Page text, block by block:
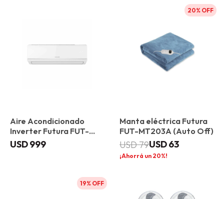
Aire Acondicionado
Inverter Futura FUT-
IN24-A 24000 BTU
USD999
20
Manta eléctrica Futura
FUT-MT203A (Auto Off)
USD63
USD79
20
19